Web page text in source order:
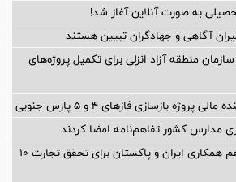
به صورت آنلاین آغاز شد!
آگاهی و جهادگران تبیین هستند
منطقه آزاد انزلی برای تكمیل پروژه‌های
بازسازی فازهای ۴ و ۵ پارس جنوبی
مدارس کشور تفاهم‌نامه امضا کردند
امضای یادداشت تفاهم همکاری ایران و پاکستان برای تحقق تجارت ۱۰